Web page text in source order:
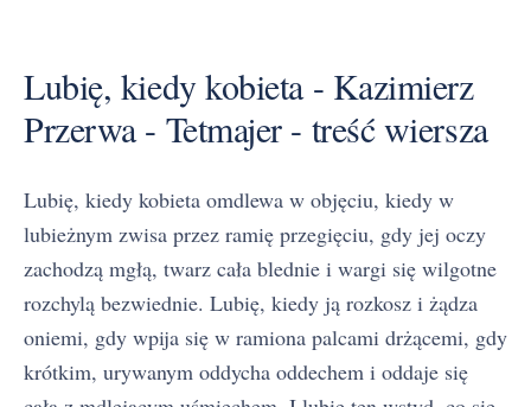
Lubię, kiedy kobieta - Kazimierz
Przerwa - Tetmajer - treść wiersza
Lubię, kiedy kobieta omdlewa w objęciu, kiedy w
lubieżnym zwisa przez ramię przegięciu, gdy jej oczy
zachodzą mgłą, twarz cała blednie i wargi się wilgotne
rozchylą bezwiednie. Lubię, kiedy ją rozkosz i żądza
oniemi, gdy wpija się w ramiona palcami drżącemi, gdy
krótkim, urywanym oddycha oddechem i oddaje się